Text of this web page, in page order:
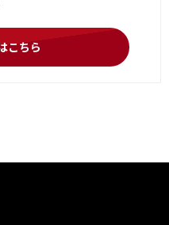
こちら